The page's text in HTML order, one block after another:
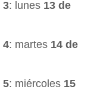
3: lunes 13 de
4: martes 14 de
5: miércoles 15